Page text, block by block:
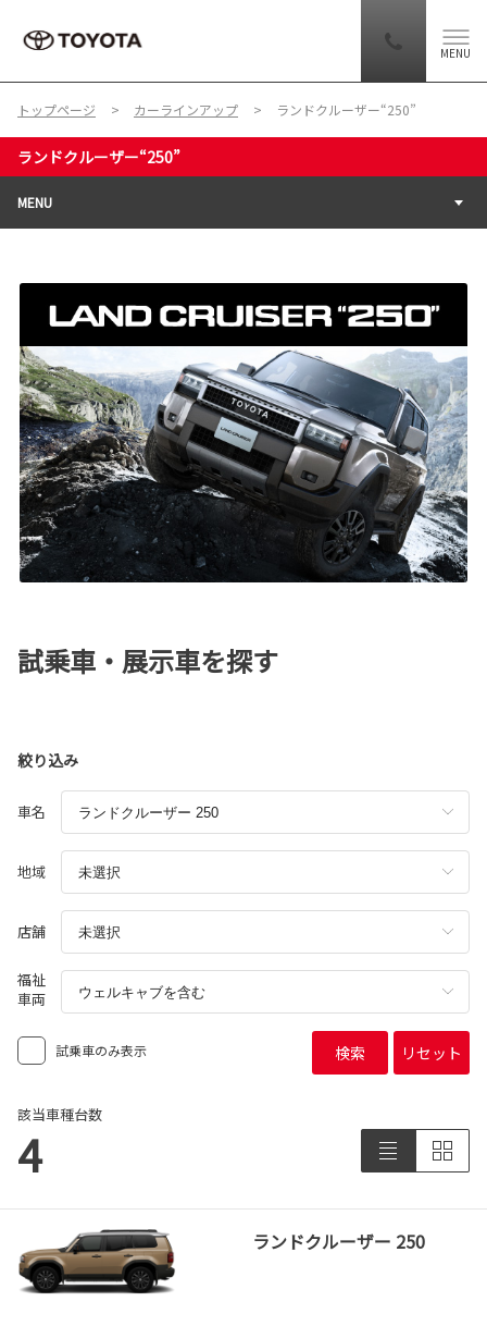
MENU
トップページ カーラインアップ ランドクルーザー“250”
ランドクルーザー“250”
MENU
試乗車・展示車を探す
絞り込み
車名
地域
店舗
福祉
車両
試乗車のみ表示 検索 リセット
該当車種台数
4
ランドクルーザー 250